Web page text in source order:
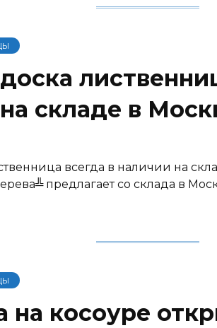
складе в
всегда в наличии на
предлагает со склада в
на косоуре